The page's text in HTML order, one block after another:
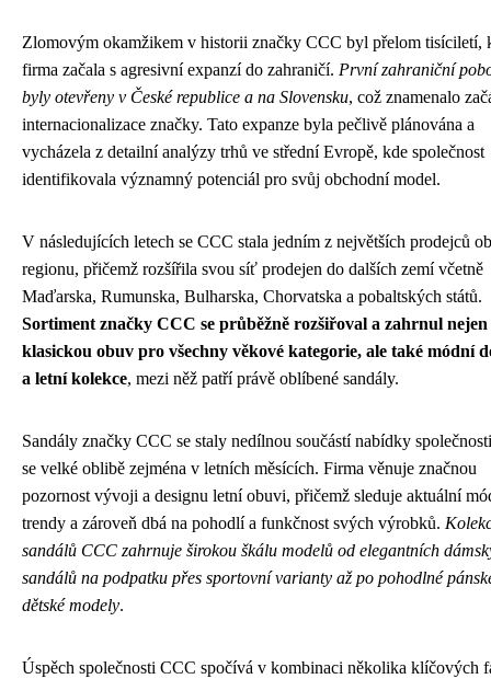
Zlomovým okamžikem v historii značky CCC byl přelom tisíciletí,
firma začala s agresivní expanzí do zahraničí. První zahraniční
byly otevřeny v České republice a na Slovensku, což znamenalo
internacionalizace značky. Tato expanze byla pečlivě plánována a
vycházela z detailní analýzy trhů ve střední Evropě, kde společnost
identifikovala významný potenciál pro svůj obchodní model.
V následujících letech se CCC stala jedním z největších prodejců
regionu, přičemž rozšířila svou síť prodejen do dalších zemí včetně
Maďarska, Rumunska, Bulharska, Chorvatska a pobaltských států.
Sortiment značky CCC se průběžně rozšiřoval a zahrnul nejen
klasickou obuv pro všechny věkové kategorie, ale také módní
a letní kolekce, mezi něž patří právě oblíbené sandály.
Sandály značky CCC se staly nedílnou součástí nabídky
se velké oblibě zejména v letních měsících. Firma věnuje značnou
pozornost vývoji a designu letní obuvi, přičemž sleduje aktuální
trendy a zároveň dbá na pohodlí a funkčnost svých výrobků.
sandálů CCC zahrnuje širokou škálu modelů od elegantních
sandálů na podpatku přes sportovní varianty až po pohodlné
dětské modely.
Úspěch společnosti CCC spočívá v kombinaci několika klíčových